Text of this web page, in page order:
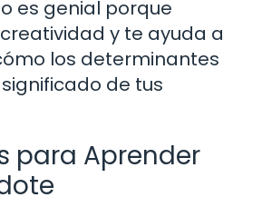
es genial porque
y te ayuda a
los determinantes
de tus
para Aprender